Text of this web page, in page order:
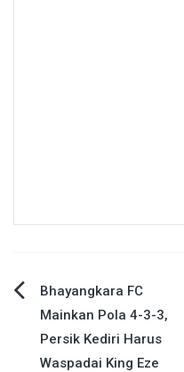
Navigasi
pos
Bhayangkara FC
Mainkan Pola 4-3-3,
Persik Kediri Harus
Waspadai King Eze